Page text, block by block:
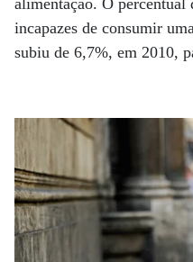
incapazes de consumir
subiu de 6,7%, em 2010,